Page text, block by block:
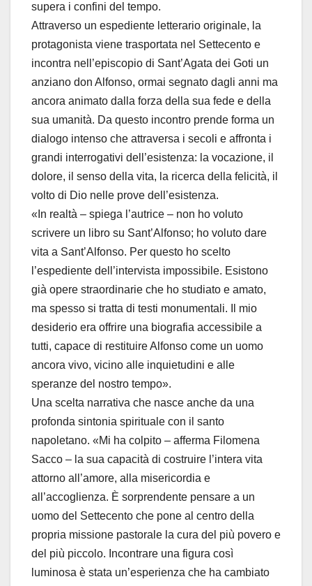
supera i confini del tempo.
Attraverso un espediente letterario originale, la
protagonista viene trasportata nel Settecento e
incontra nell’episcopio di Sant’Agata dei Goti un
anziano don Alfonso, ormai segnato dagli anni ma
ancora animato dalla forza della sua fede e della
sua umanità. Da questo incontro prende forma un
dialogo intenso che attraversa i secoli e affronta i
grandi interrogativi dell’esistenza: la vocazione, il
dolore, il senso della vita, la ricerca della felicità, il
volto di Dio nelle prove dell’esistenza.
«In realtà – spiega l’autrice – non ho voluto
scrivere un libro su Sant’Alfonso; ho voluto dare
vita a Sant’Alfonso. Per questo ho scelto
l’espediente dell’intervista impossibile. Esistono
già opere straordinarie che ho studiato e amato,
ma spesso si tratta di testi monumentali. Il mio
desiderio era offrire una biografia accessibile a
tutti, capace di restituire Alfonso come un uomo
ancora vivo, vicino alle inquietudini e alle
speranze del nostro tempo».
Una scelta narrativa che nasce anche da una
profonda sintonia spirituale con il santo
napoletano. «Mi ha colpito – afferma Filomena
Sacco – la sua capacità di costruire l’intera vita
attorno all’amore, alla misericordia e
all’accoglienza. È sorprendente pensare a un
uomo del Settecento che pone al centro della
propria missione pastorale la cura del più povero e
del più piccolo. Incontrare una figura così
luminosa è stata un’esperienza che ha cambiato